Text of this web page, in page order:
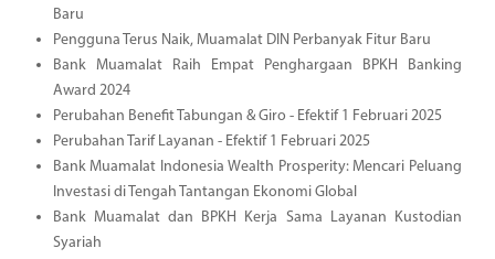
Baru
Pengguna Terus Naik, Muamalat DIN Perbanyak Fitur Baru
Bank Muamalat Raih Empat Penghargaan BPKH Banking
Award 2024
Perubahan Benefit Tabungan & Giro - Efektif 1 Februari 2025
Perubahan Tarif Layanan - Efektif 1 Februari 2025
Bank Muamalat Indonesia Wealth Prosperity: Mencari Peluang
Investasi di Tengah Tantangan Ekonomi Global
Bank Muamalat dan BPKH Kerja Sama Layanan Kustodian
Syariah